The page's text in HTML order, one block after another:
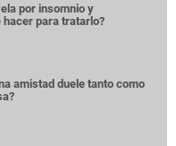
por insomnio y
hacer para tratarlo?
amistad duele tanto como